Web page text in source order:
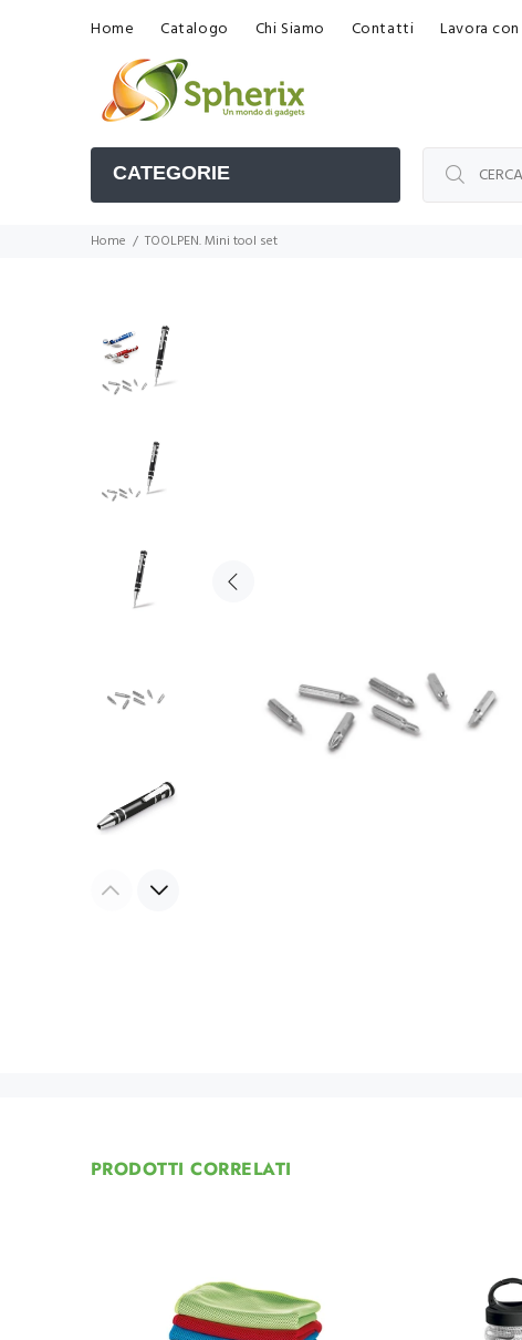
Home Catalogo Chi Siamo Contatti Lavora
CATEGORIE
Home TOOLPEN. Mini tool set
PRODOTTI CORRELATI